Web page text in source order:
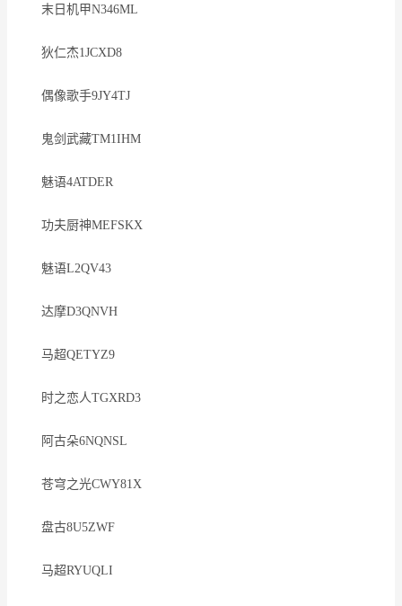
末日机甲N346ML
狄仁杰1JCXD8
偶像歌手9JY4TJ
鬼剑武藏TM1IHM
魅语4ATDER
功夫厨神MEFSKX
魅语L2QV43
达摩D3QNVH
马超QETYZ9
时之恋人TGXRD3
阿古朵6NQNSL
苍穹之光CWY81X
盘古8U5ZWF
马超RYUQLI